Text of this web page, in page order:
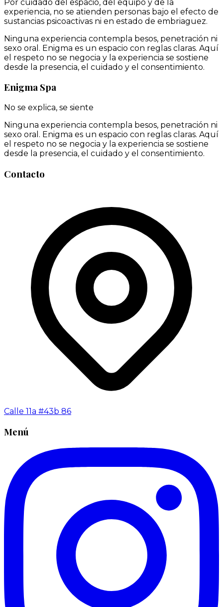
Por cuidado del espacio, del equipo y de la
experiencia, no se atienden personas bajo el efecto de
sustancias psicoactivas ni en estado de embriaguez.
Ninguna experiencia contempla besos, penetración ni
sexo oral. Enigma es un espacio con reglas claras. Aquí
el respeto no se negocia y la experiencia se sostiene
desde la presencia, el cuidado y el consentimiento.
Enigma Spa
No se explica, se siente
Ninguna experiencia contempla besos, penetración ni
sexo oral. Enigma es un espacio con reglas claras. Aquí
el respeto no se negocia y la experiencia se sostiene
desde la presencia, el cuidado y el consentimiento.
Contacto
Calle 11a #43b 86
Menú